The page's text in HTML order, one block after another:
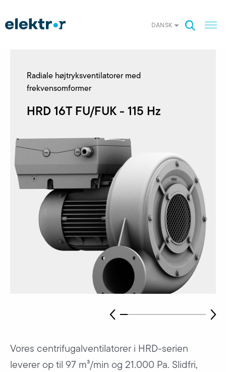
DANSK
Radiale højtryksventilatorer med
frekvensomformer
HRD 16T FU/FUK - 115 Hz
Vores centrifugalventilatorer i HRD-serien
leverer op til 97 m³/min og 21.000 Pa. Slidfri,